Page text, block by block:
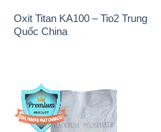
Oxit Titan KA100 – Tio2 Trung
Quốc China